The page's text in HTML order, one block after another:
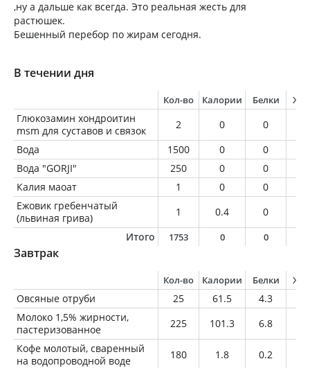
,ну а дальше как всегда. Это реальная жесть для
растюшек.
Бешенный перебор по жирам сегодня.
В течении дня
Кол-во Калории Белки
Глюкозамин хондроитин
msm для суставов и связок
2 0 0
Вода
1500 0 0
Вода "GORJI"
250 0 0
Калия маоат
1 0 0
Ежовик гребенчатый
(львиная грива)
1 0.4 0
Итого
1753 0 0
Завтрак
Кол-во Калории Белки
Овсяные отруби 25 61.5 4.3
Молоко 1,5% жирности,
пастеризованное
225 101.3 6.8
Кофе молотый, сваренный
на водопроводной воде
180 1.8 0.2